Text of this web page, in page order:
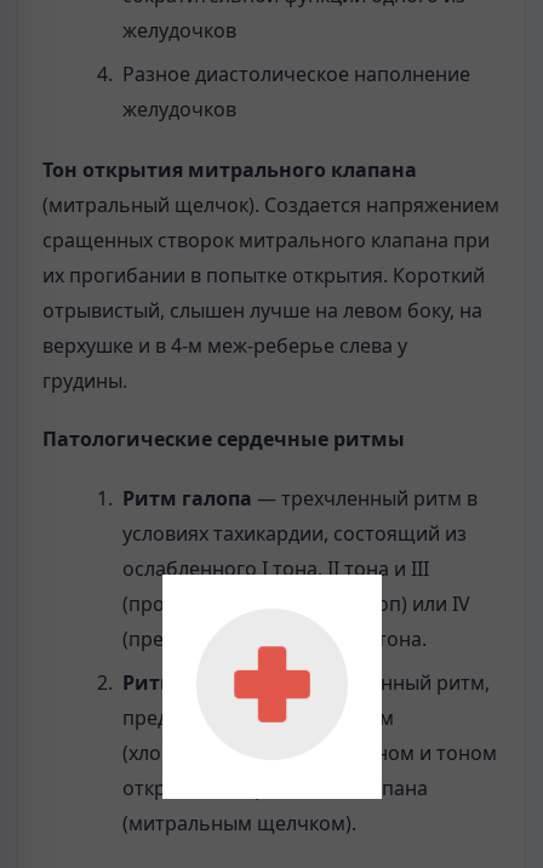
желудочков
Разное диастолическое наполнение
желудочков
Тон открытия митрального клапана
(митральный щелчок). Создается напряжением
сращенных створок митрального кла­пана при
их прогибании в попытке открытия. Короткий
отры­вистый, слышен лучше на левом боку, на
верхушке и в 4-м меж-реберье слева у
грудины.
Патологические сердечные ритмы
Ритм галопа— трехчленный ритм в
условиях тахикардии, со­стоящий из
ослабленного I тона, II тона и III
(протодиастолический галоп) или IV
(пресистолический галоп) тона.
Ритм перепела
— трехчленный ритм,
представленный уси­ленным
(хлопающим) I тоном, II тоном и тоном
открытия митрального клапана
(митральным щелчком).